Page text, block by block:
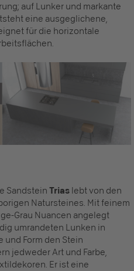
auf Lunker und markante
eine ausgeglichene,
für die horizontale
Sandstein Trias lebt von den
Natursteines. Mit feinem
Grau Nuancen angelegt
umrandeten Lunken in
Form den Stein
jedweder Art und Farbe,
Er ist eine